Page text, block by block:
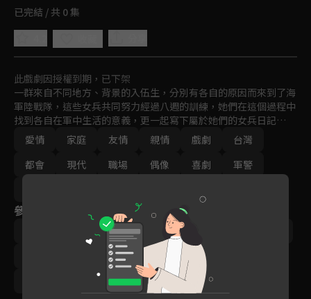
已完結 / 共 0 集
此戲劇因授權到期，已下架
一群來自不同地方、背景的入伍生，分別有各自的原因而來到了海
軍陸戰隊，這些女兵共同努力經過八週的訓練，她們在這個過程中
找到各自在軍中生活的意義，更一起寫下屬於她們的女兵日記…
愛情
家庭 友情 親情 戲劇
台灣
都會
現代 職場 偶像 喜劇
軍警
參與演員
‬陳謙文 羅平 楊晴
鯰魚哥林建予
王上菲 游小白